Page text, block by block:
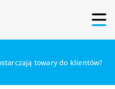
towary do klientów?